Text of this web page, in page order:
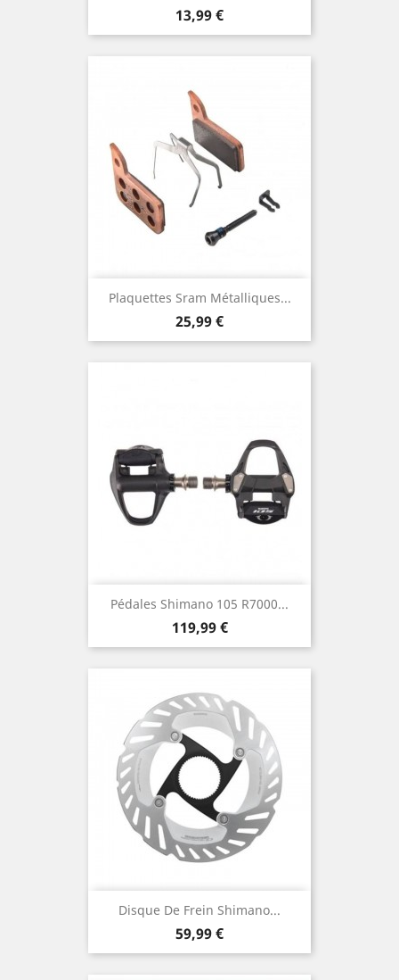
Prix
13,99 €
Plaquettes Sram Métalliques...
Prix
25,99 €
Pédales Shimano 105 R7000...
Prix
119,99 €
Disque De Frein Shimano...
Prix
59,99 €